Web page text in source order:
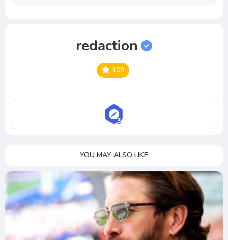
redaction
109
YOU MAY ALSO LIKE